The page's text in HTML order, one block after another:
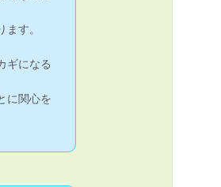
す。
ギになる
に関心を